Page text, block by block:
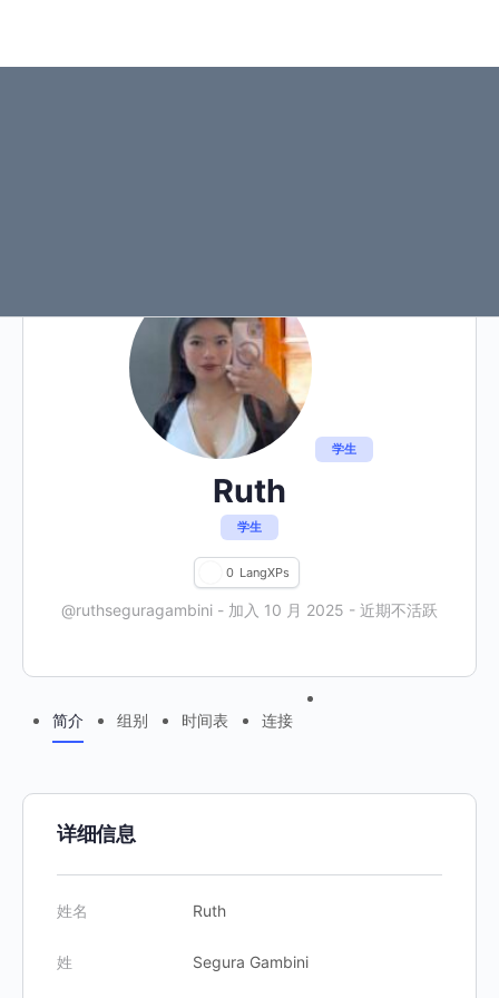
学生
Ruth
学生
0 LangXPs
@ruthseguragambini - 加入 10 月 2025 - 近期不活跃
简介 组别 时间表 连接
详细信息
姓名 Ruth
姓 Segura Gambini